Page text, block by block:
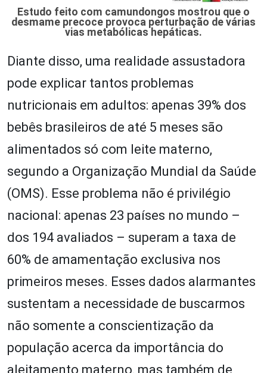
Estudo feito com camundongos mostrou que o
desmame precoce provoca perturbação de várias
vias metabólicas hepáticas.
Diante disso, uma realidade assustadora
pode explicar tantos problemas
nutricionais em adultos: apenas 39% dos
bebês brasileiros de até 5 meses são
alimentados só com leite materno,
segundo a Organização Mundial da Saúde
(OMS). Esse problema não é privilégio
nacional: apenas 23 países no mundo –
dos 194 avaliados – superam a taxa de
60% de amamentação exclusiva nos
primeiros meses. Esses dados alarmantes
sustentam a necessidade de buscarmos
não somente a conscientização da
população acerca da importância do
aleitamento materno, mas também de